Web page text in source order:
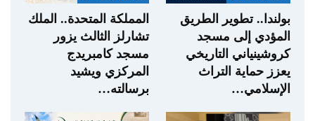
بولندا.. تطوير الطريق
المؤدي إلى مسجد
كروشينياني التاريخي
يعزز حماية التراث
الإسلامي…
المملكة المتحدة.. الملك
تشارلز الثالث يزور
مسجد كامبريدج
المركزي ويشيد
برسالته…